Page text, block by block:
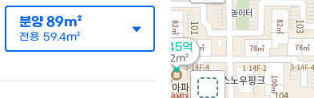
1.45억
82m²
분양89m²
전용 59.4m²